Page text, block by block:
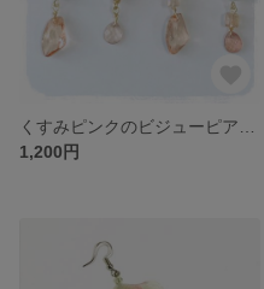
1,200円